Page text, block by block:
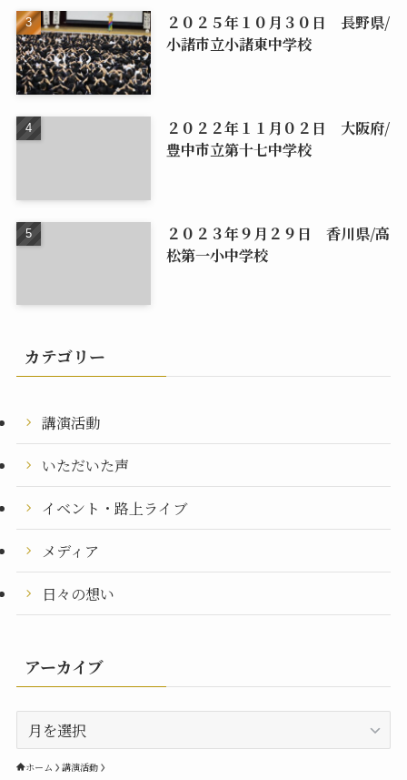
２０２５年１０月３０日 長野県/
小諸市立小諸東中学校
２０２２年１１月０２日 大阪府/
豊中市立第十七中学校
２０２３年９月２９日 香川県/高
松第一小中学校
カテゴリー
講演活動
いただいた声
イベント・路上ライブ
メディア
日々の想い
アーカイブ
ー
カホーム 講演活動